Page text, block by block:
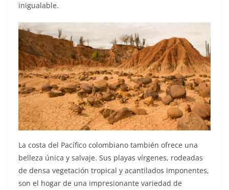
inigualable.
La costa del Pacífico colombiano también ofrece una
belleza única y salvaje. Sus playas vírgenes, rodeadas
de densa vegetación tropical y acantilados imponentes,
son el hogar de una impresionante variedad de